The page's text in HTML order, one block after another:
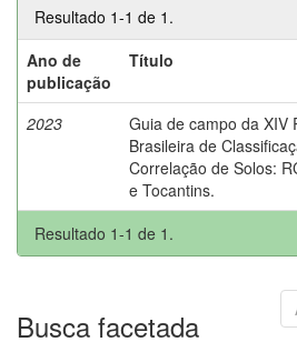
Resultado 1-1 de 1.
Ano de
publicação
Título
2023
Guia de campo da XIV
Brasileira de
Correlação de Solos:
e Tocantins.
Resultado 1-1 de 1.
Busca facetada